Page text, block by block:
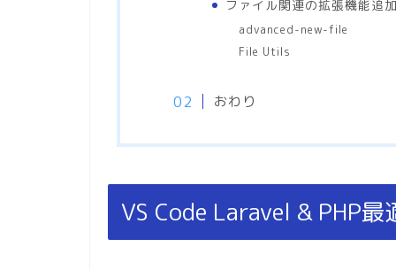
ファイル関連の拡張機能追加
advanced-new-file
File Utils
おわり
VS Code Laravel & PHP最